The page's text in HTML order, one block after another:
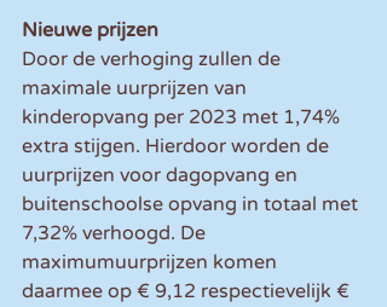
Nieuwe prijzen
Door de verhoging zullen de
maximale uurprijzen van
kinderopvang per 2023 met 1,74%
extra stijgen. Hierdoor worden de
uurprijzen voor dagopvang en
buitenschoolse opvang in totaal met
7,32% verhoogd. De
maximumuurprijzen komen
daarmee op € 9,12 respectievelijk €